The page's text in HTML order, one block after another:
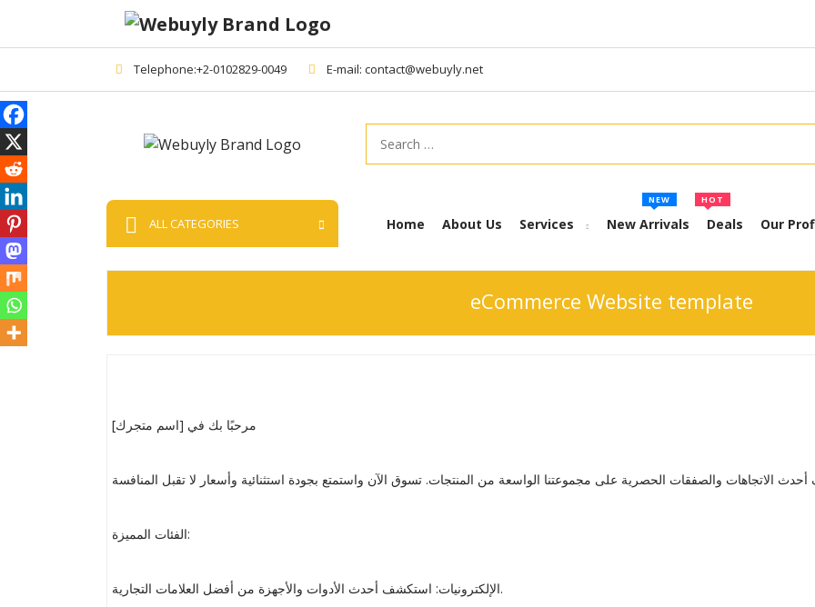
Telephone:+2-0102829-0049 E-mail: contact@webuyly.net
ALL CATEGORIES Home About Us Services New Arrivals
NEW
Deals
HOT
Our
eCommerce Website template
مرحبًا بك في [اسم متجرك]
الفئات المميزة:
الإلكترونيات: استكشف أحدث الأدوات والأجهزة من أفضل العلامات التجارية.